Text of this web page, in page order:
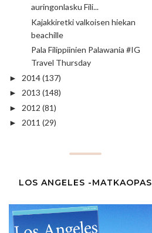
auringonlasku Fili...
Kajakkiretki valkoisen hiekan
beachille
Pala Filippiinien Palawania #IG
Travel Thursday
► 2014(137)
► 2013 (148)
► 2012 (81)
► 2011 (29)
LOS ANGELES -MATKAOPAS